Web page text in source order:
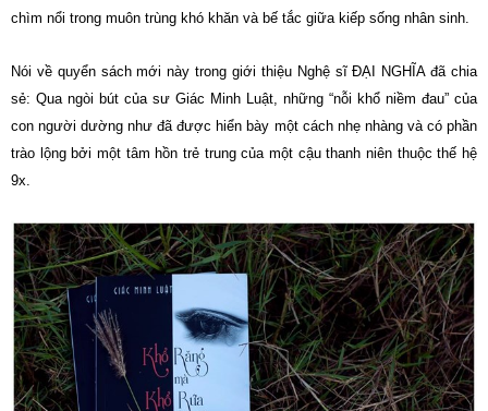
chìm nổi trong muôn trùng khó khăn và bế tắc giữa kiếp sống nhân sinh.
Nói về quyển sách mới này trong giới thiệu Nghệ sĩ ĐẠI NGHĨA đã chia
sẻ: Qua ngòi bút của sư Giác Minh Luật, những “nỗi khổ niềm đau” của
con người dường như đã được hiển bày một cách nhẹ nhàng và có phần
trào lộng bởi một tâm hồn trẻ trung của một cậu thanh niên thuộc thế hệ
9x.